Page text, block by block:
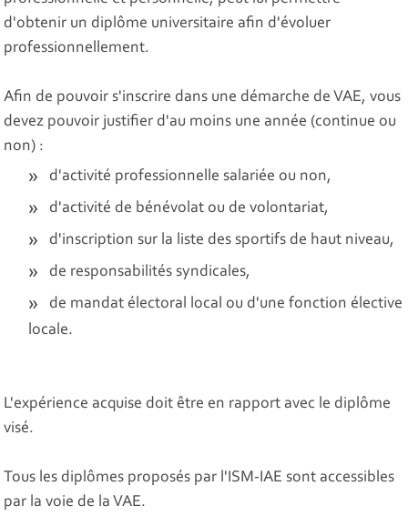
d'obtenir un diplôme universitaire afin d'évoluer
professionnellement.
Afin de pouvoir s'inscrire dans une démarche de VAE, vous
devez pouvoir justifier d'au moins une année (continue ou
non) :
d'activité professionnelle salariée ou non,
d'activité de bénévolat ou de volontariat,
d'inscription sur la liste des sportifs de haut niveau,
de responsabilités syndicales,
de mandat électoral local ou d'une fonction élective
locale.
L'expérience acquise doit être en rapport avec le diplôme
visé.
Tous les diplômes proposés par l'ISM-IAE sont accessibles
par la voie de la VAE.